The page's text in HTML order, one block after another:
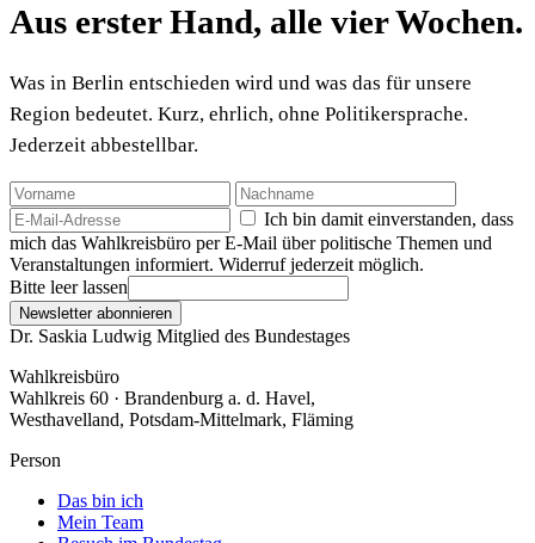
Aus erster Hand, alle vier Wochen.
Was in Berlin entschieden wird und was das für unsere
Region bedeutet. Kurz, ehrlich, ohne Politikersprache.
Jederzeit abbestellbar.
Ich bin damit einverstanden, dass
mich das Wahlkreisbüro per E-Mail über politische Themen und
Veranstaltungen informiert. Widerruf jederzeit möglich.
Bitte leer lassen
Newsletter abonnieren
Dr. Saskia Ludwig Mitglied des Bundestages
Wahlkreisbüro
Wahlkreis 60 · Brandenburg a. d. Havel,
Westhavelland, Potsdam-Mittelmark, Fläming
Person
Das bin ich
Mein Team